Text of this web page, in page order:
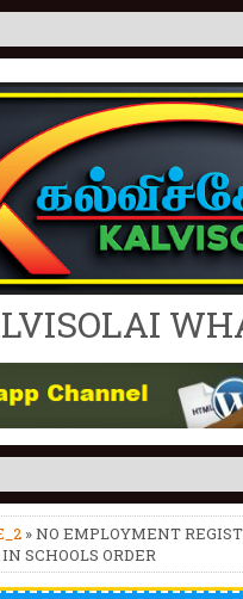
» NO EMPLOYMENT
SCHOOLS ORDER